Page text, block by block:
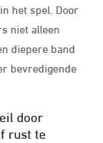
het spel. Door
niet alleen
diepere band
bevredigende
door
rust te